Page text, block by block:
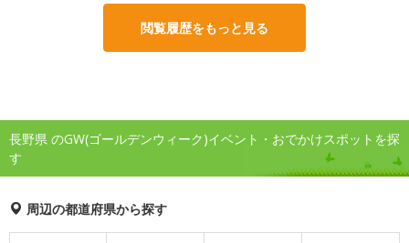
閲覧履歴をもっと見る
長野県 のGW(ゴールデンウィーク)イベント・おでかけスポットを探
す
周辺の都道府県から探す